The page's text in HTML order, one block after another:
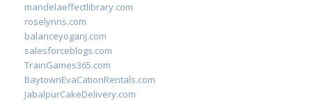
mandelaeffectlibrary.com
roselynns.com
balanceyoganj.com
salesforceblogs.com
TrainGames365.com
BaytownEvaCationRentals.com
JabalpurCakeDelivery.com